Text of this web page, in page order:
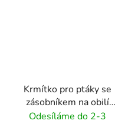
Krmítko pro ptáky se
zásobníkem na obilí
DREW KW50 35cm
Odesíláme do 2-3